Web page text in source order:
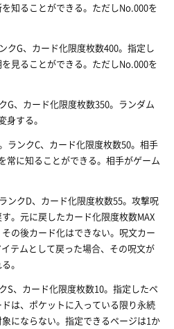
知ることができる。ただしNo.000を
クG、カード化限度枚数400。指定し
見ることができる。ただしNo.000を
G、カード化限度枚数350。ランダム
する。
ランクC、カード化限度枚数50。相手
常に知ることができる。相手がゲーム
ンクD、カード化限度枚数55。攻撃呪
。元に戻したカード化限度枚数MAX
の後カード化はできない。呪文カー
テムとして戻った場合、その呪文が
。
S、カード化限度枚数10。指定したペ
は、ポケットに入っている限り永続
にならない。指定できるページは1か